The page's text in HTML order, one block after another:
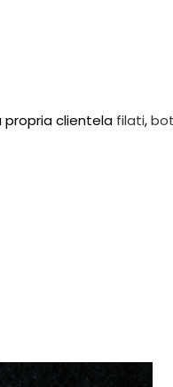
propria clientela filati,